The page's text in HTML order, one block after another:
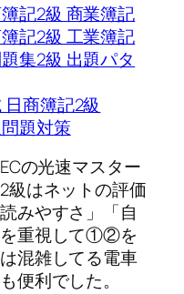
記2級 商業簿記
記2級 工業簿記
集2級 出題パタ
商簿記2級
題対策
の光速マスター
級はネットの評価
みやすさ」「自
を重視して①②を
混雑してる電車
便利でした。